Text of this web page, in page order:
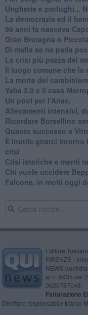
Ungheria e profughi...
La democrazia ed il
99 anni fa nasceva
Gran Bretagna o
Di mafia se ne parla
La crisi più pazza del
Il luogo comune che la
La morte del
Yalta 2.0 e il caso
​Un pool per l'Anac.
Allevamenti intensivi,
Ricordare Borsellino
​Quanto successo a
​È inutile girarci intorno
crisi
Crisi isteriche e menti
Chi vuole uccidere
Falcone, in molti oggi
Editore
FIRENZE -
NEWS
al n. 5935 del
0620787048
Fatturazione
Direttore responsabile Marco